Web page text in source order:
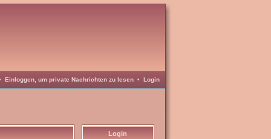
Einloggen, um private Nachrichten zu lesen• Login
Login